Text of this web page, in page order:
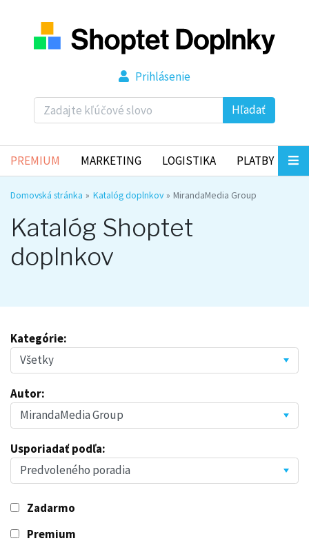
Hľadať
Prihlásenie
PREMIUM MARKETING LOGISTIKA PLATBY
Domovská stránka Katalóg doplnkov MirandaMedia Group
Katalóg Shoptet
doplnkov
Kategórie:
Autor:
Usporiadať podľa:
Zadarmo
Premium